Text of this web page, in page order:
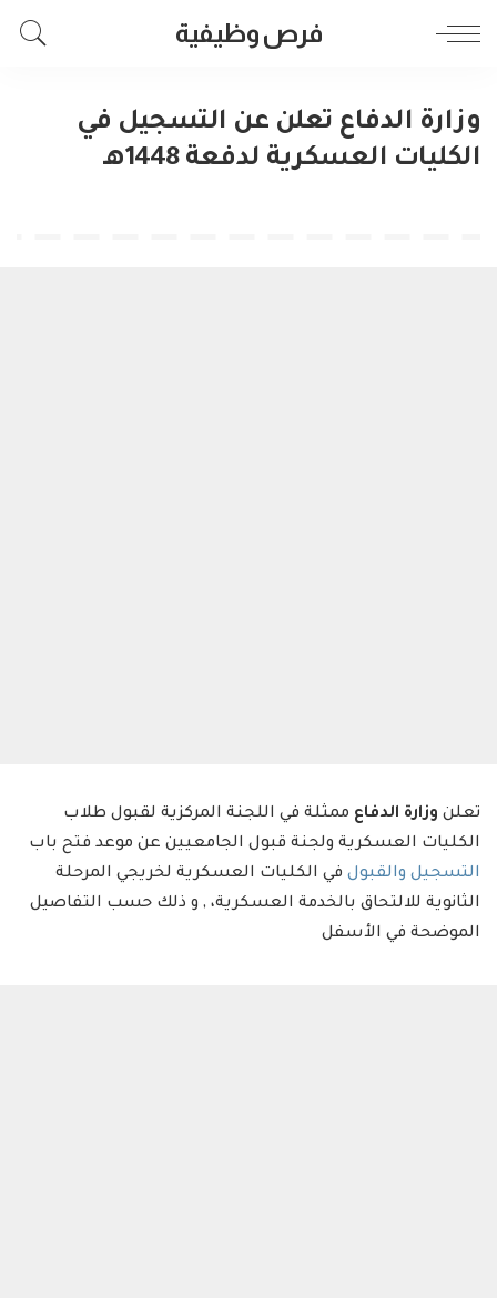
فرص وظيفية
وزارة الدفاع تعلن عن التسجيل في
الكليات العسكرية لدفعة 1448هـ
تعلن وزارة الدفاع ممثلة في اللجنة المركزية لقبول طلاب
الكليات العسكرية ولجنة قبول الجامعيين عن موعد فتح باب
التسجيل والقبول في الكليات العسكرية لخريجي المرحلة
الثانوية للالتحاق بالخدمة العسكرية، , و ذلك حسب التفاصيل
الموضحة في الأسفل